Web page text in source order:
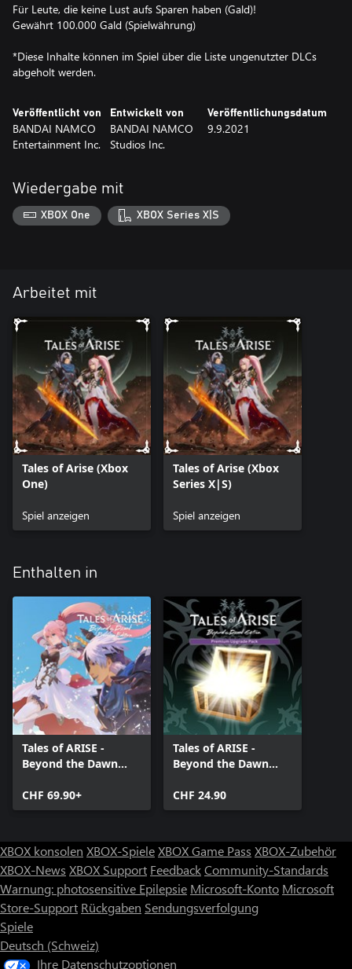
Für Leute, die keine Lust aufs Sparen haben (Gald)!
Gewährt 100.000 Gald (Spielwährung)
*Diese Inhalte können im Spiel über die Liste ungenutzter DLCs
abgeholt werden.
Veröffentlicht von
BANDAI NAMCO
Entertainment Inc.
Entwickelt von
BANDAI NAMCO
Studios Inc.
Veröffentlichungsdatum
9.9.2021
Wiedergabe mit
XBOX One XBOX Series X|S
Arbeitet mit
Tales of Arise (Xbox
One)
Spiel anzeigen
Tales of Arise (Xbox
Series X|S)
Spiel anzeigen
Enthalten in
Tales of ARISE -
Beyond the Dawn
CHF 69.90+
Tales of ARISE -
Beyond the Dawn
Pack
CHF 24.90
XBOX konsolen XBOX-SpieleXBOX Game Pass XBOX-Zubehör
XBOX-News XBOX Support FeedbackCommunity-Standards
Warnung: photosensitive Epilepsie Microsoft-Konto Microsoft
Store-Support Rückgaben Sendungsverfolgung
Spiele
Deutsch (Schweiz)
Ihre Datenschutzoptionen